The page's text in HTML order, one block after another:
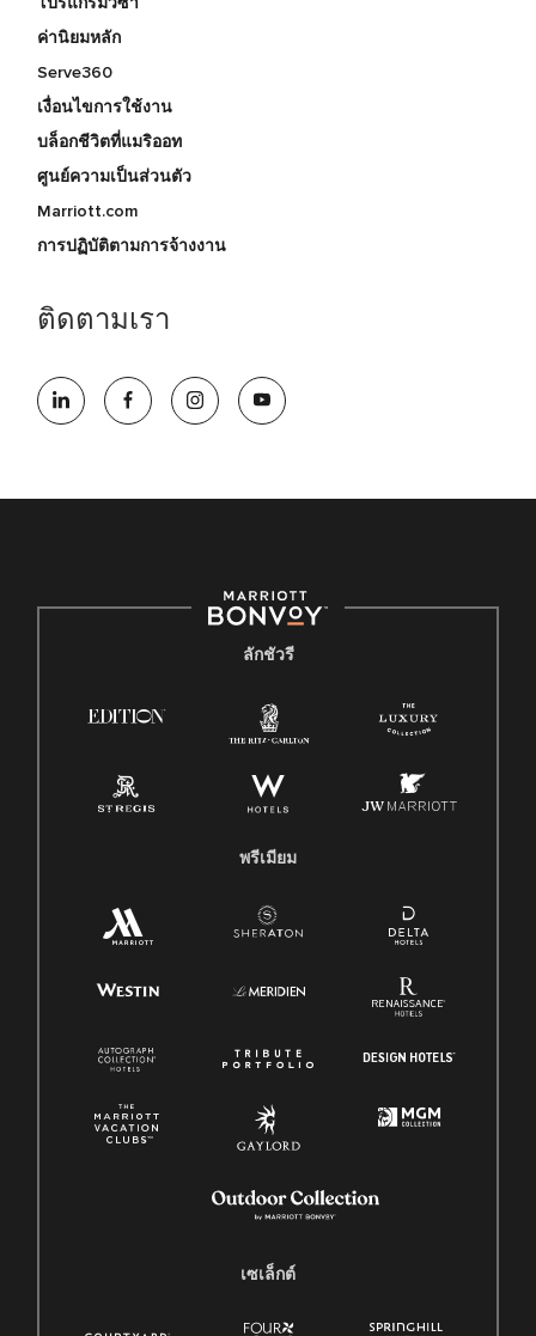
ค่านิยมหลัก
Serve360
เงื่อนไขการใช้งาน
บล็อกชีวิตที่แมริออท
ศูนย์ความเป็นส่วนตัว
Marriott.com
การปฏิบัติตามการจ้างงาน
ติดตามเรา
ลักชัวรี
พรีเมียม
เซเล็กต์